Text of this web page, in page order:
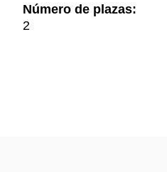
Número de plazas:
2